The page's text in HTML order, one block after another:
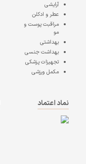
آرایشی
عطر و ادکلن
مراقبت پوست و
مو
بهداشتی
بهداشت جنسی
تجهیزات پزشکی
مکمل ورزشی
نماد اعتماد